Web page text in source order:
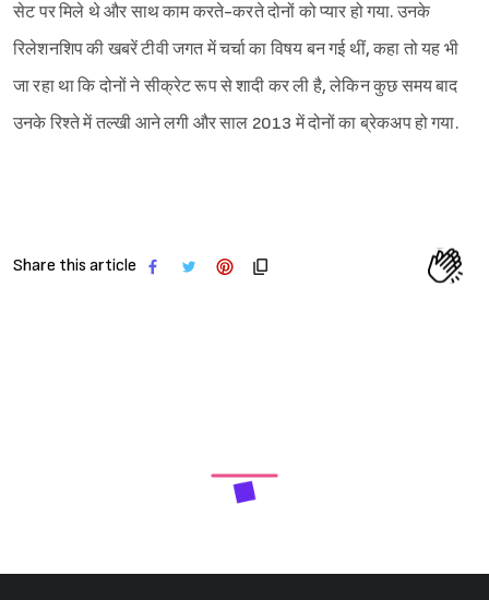
सेट पर मिले थे और साथ काम करते-करते दोनों को प्यार हो गया. उनके
रिलेशनशिप की खबरें टीवी जगत में चर्चा का विषय बन गई थीं, कहा तो यह भी
जा रहा था कि दोनों ने सीक्रेट रूप से शादी कर ली है, लेकिन कुछ समय बाद
उनके रिश्ते में तल्खी आने लगी और साल 2013 में दोनों का ब्रेकअप हो गया.
Share this article